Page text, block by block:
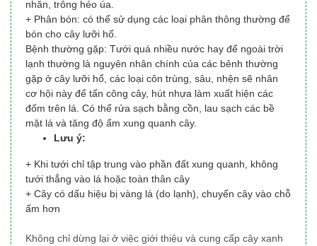
nhăn, trông héo úa.
+ Phân bón: có thể sử dụng các loại phân thông thường để
bón cho cây lưỡi hổ.
Bệnh thường gặp: Tưới quá nhiều nước hay để ngoài trời
lạnh thường là nguyên nhân chính của các bênh thường
gặp ở cây lưỡi hổ, các loại côn trùng, sâu, nhện sẽ nhân
cơ hội này để tấn công cây, hút nhựa làm xuất hiện các
đốm trên lá. Có thể rửa sạch bằng cồn, lau sạch các bề
mặt lá và tăng độ ẩm xung quanh cây.
Lưu ý:
+ Khi tưới chỉ tập trung vào phần đất xung quanh, không
tưới thẳng vào lá hoặc toàn thân cây
+ Cây có dấu hiệu bị vàng lá (do lạnh), chuyển cây vào chỗ
ấm hơn
Không chỉ dừng lại ở việc giới thiệu và cung cấp cây xanh